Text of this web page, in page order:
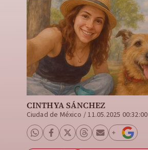
CINTHYA SÁNCHEZ
Ciudad de México /11.05.2025 00:32:00